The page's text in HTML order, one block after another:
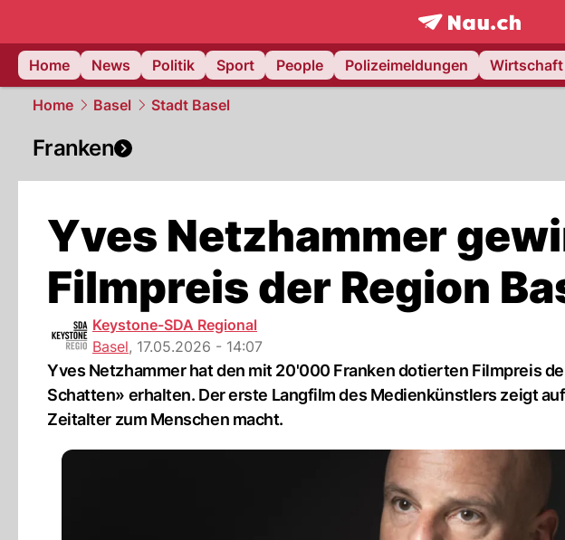
frontpage.NAU.ch
Home
News Politik Sport People Polizeimeldungen Wirtschaft
Home Basel Stadt Basel
Franken
Yves Netzhammer
Filmpreis der Region
Keystone-SDA Regional
Basel, 17.05.2026 - 14:07
Yves Netzhammer hat den mit 20'000 Franken dotierten Filmpreis
Schatten» erhalten. Der erste Langfilm des Medienkünstlers zeigt
Zeitalter zum Menschen macht.